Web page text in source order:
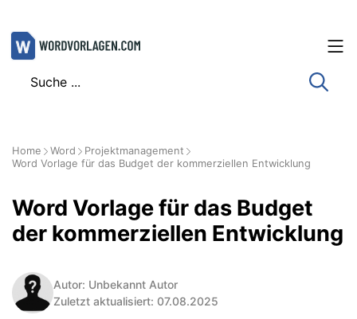
Zum
Inhalt
Home Word
Projektmanagement
Word Vorlage für das Budget der kommerziellen Entwicklung
Word Vorlage für das Budget
der kommerziellen Entwicklung
Autor: Unbekannt Autor
Zuletzt aktualisiert: 07.08.2025